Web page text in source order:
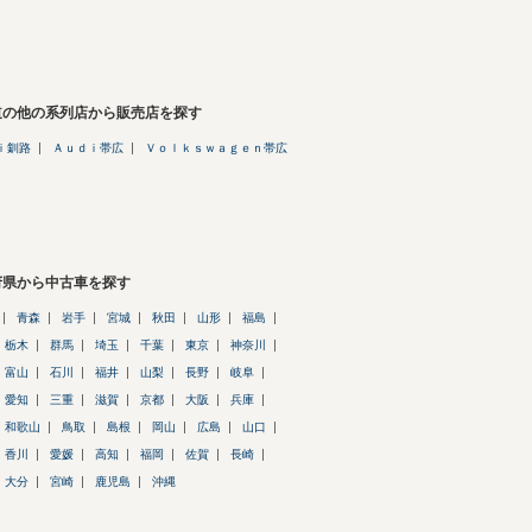
他の系列店から販売店を探す
釧路 Ａｕｄｉ帯広 Ｖｏｌｋｓｗａｇｅｎ帯広
から中古車を探す
青森 岩手 宮城 秋田 山形 福島
栃木 群馬 埼玉 千葉 東京 神奈川
富山 石川 福井 山梨 長野 岐阜
愛知 三重 滋賀 京都 大阪 兵庫
和歌山 鳥取 島根 岡山 広島 山口
香川 愛媛 高知 福岡 佐賀 長崎
大分 宮崎 鹿児島 沖縄